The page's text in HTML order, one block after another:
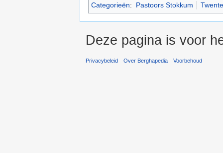
Categorieën: Pastoors Stokkum
Deze pagina is voor
Privacybeleid Over Berghapedia Voorbehoud